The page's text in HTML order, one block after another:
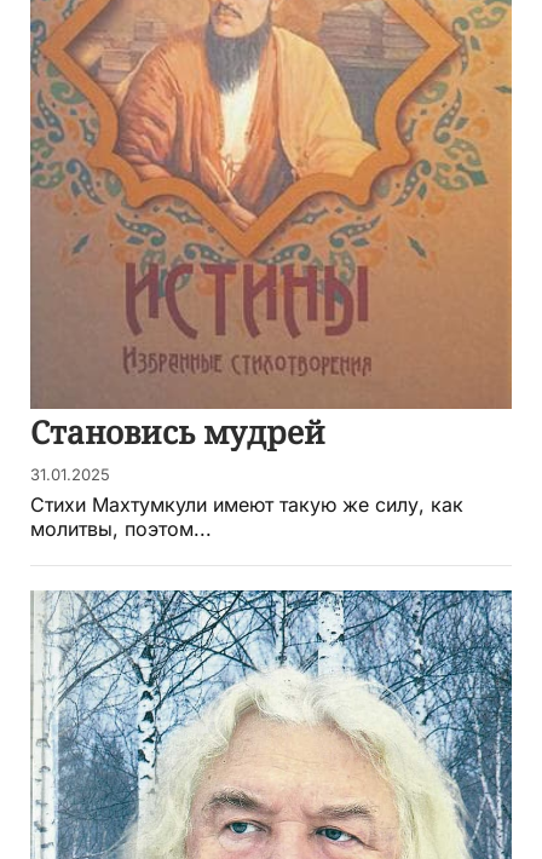
Становись мудрей
31.01.2025
Стихи Махтумкули имеют такую же силу, как
молитвы, поэтом...